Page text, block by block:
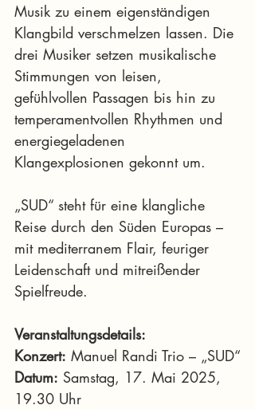
Musik zu einem eigenständigen
Klangbild verschmelzen lassen. Die
drei Musiker setzen musikalische
Stimmungen von leisen,
gefühlvollen Passagen bis hin zu
temperamentvollen Rhythmen und
energiegeladenen
Klangexplosionen gekonnt um.
„SUD“ steht für eine klangliche
Reise durch den Süden Europas –
mit mediterranem Flair, feuriger
Leidenschaft und mitreißender
Spielfreude.
Veranstaltungsdetails:
Konzert: Manuel Randi Trio – „SUD“
Datum: Samstag, 17. Mai 2025,
19.30 Uhr